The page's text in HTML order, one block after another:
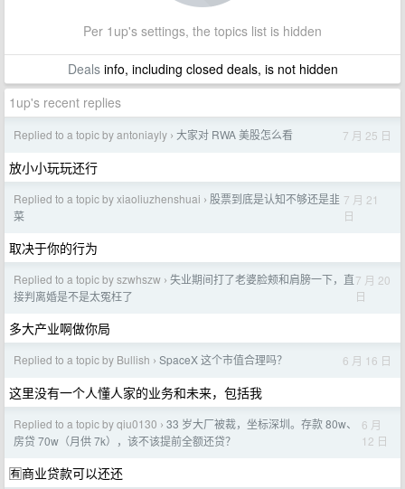
Per 1up's settings, the topics list is hidden
Dealsinfo, including closed deals, is not hidden
1up's recent replies
Replied to a topic by antoniayly › 大家对 RWA 美股怎么看 7 月 25 日
放小小玩玩还行
Replied to a topic by xiaoliuzhenshuai › 股票到底是认知不够还是韭
菜
7 月 21
日
取决于你的行为
Replied to a topic by szwhszw › 失业期间打了老婆脸颊和肩膀一下，直
接判离婚是不是太冤枉了
7 月 20
日
多大产业啊做你局
Replied to a topic by Bullish › SpaceX 这个市值合理吗？ 6 月 16 日
这里没有一个人懂人家的业务和未来，包括我
Replied to a topic by qiu0130 › 33 岁大厂被裁，坐标深圳。存款 80w、
房贷 70w（月供 7k），该不该提前全额还贷？
6 月
12 日
🈶商业贷款可以还还